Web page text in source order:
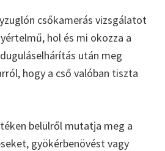
csőkamerás vizsgálatot
hol és mi okozza a
után meg
hogy a cső valóban tiszta
belülről mutatja meg a
gyökérbenövést vagy